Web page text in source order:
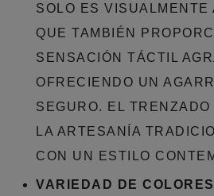
SOLO ES VISUALMENTE
QUE TAMBIÉN
SENSACIÓN TÁCTIL
OFRECIENDO UN
SEGURO. EL
LA ARTESANÍA
CON UN ESTILO
VARIEDAD DE